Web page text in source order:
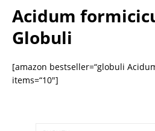
Acidum
Globuli
[amazon bestseller=“globuli
items=“10″]